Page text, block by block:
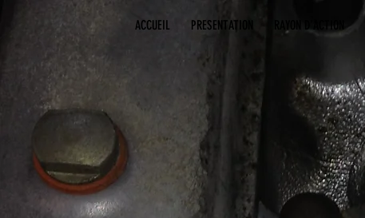
ACCUEIL PRESENTATION